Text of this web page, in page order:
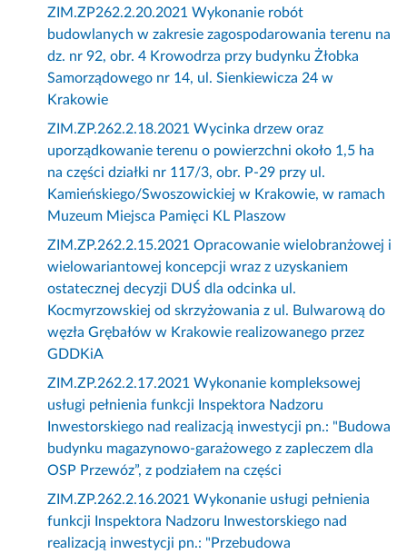
ZIM.ZP262.2.20.2021 Wykonanie robót
budowlanych w zakresie zagospodarowania terenu na
dz. nr 92, obr. 4 Krowodrza przy budynku Żłobka
Samorządowego nr 14, ul. Sienkiewicza 24 w
Krakowie
ZIM.ZP.262.2.18.2021 Wycinka drzew oraz
uporządkowanie terenu o powierzchni około 1,5 ha
na części działki nr 117/3, obr. P-29 przy ul.
Kamieńskiego/Swoszowickiej w Krakowie, w ramach
Muzeum Miejsca Pamięci KL Plaszow
ZIM.ZP.262.2.15.2021 Opracowanie wielobranżowej i
wielowariantowej koncepcji wraz z uzyskaniem
ostatecznej decyzji DUŚ dla odcinka ul.
Kocmyrzowskiej od skrzyżowania z ul. Bulwarową do
węzła Grębałów w Krakowie realizowanego przez
GDDKiA
ZIM.ZP.262.2.17.2021 Wykonanie kompleksowej
usługi pełnienia funkcji Inspektora Nadzoru
Inwestorskiego nad realizacją inwestycji pn.: "Budowa
budynku magazynowo-garażowego z zapleczem dla
OSP Przewóz”, z podziałem na części
ZIM.ZP.262.2.16.2021 Wykonanie usługi pełnienia
funkcji Inspektora Nadzoru Inwestorskiego nad
realizacją inwestycji pn.: "Przebudowa